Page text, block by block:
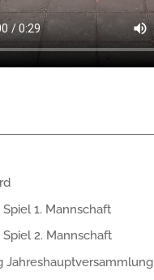
1. Mannschaft
2. Mannschaft
Jahreshauptversammlung